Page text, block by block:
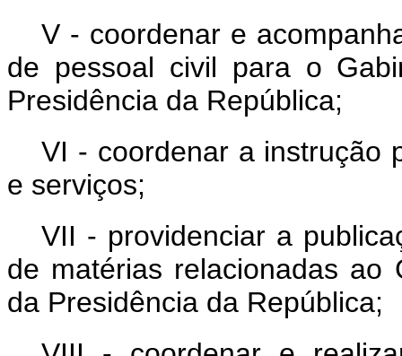
V - coordenar e
de pessoal civil para o
Presidência da República;
VI - coordenar a instrução
e serviços;
VII - providenciar a
de matérias relacionadas ao
da Presidência da República;